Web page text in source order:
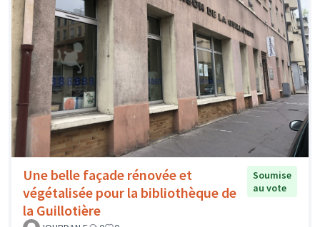
Une belle façade rénovée et
végétalisée pour la bibliothèque de
la Guillotière
Soumise
au vote